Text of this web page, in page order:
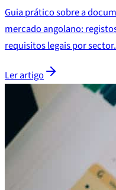
Guia prático sobre a
mercado angolano:
requisitos legais por sector.
Ler artigo